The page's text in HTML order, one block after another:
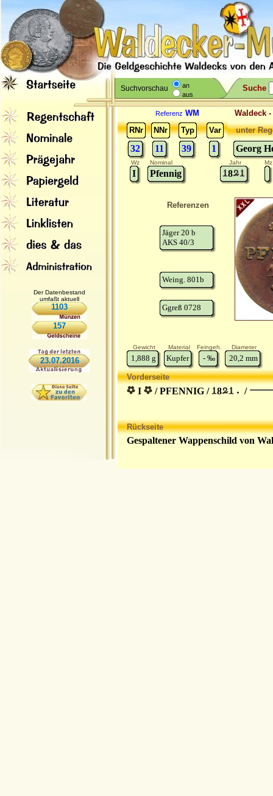
Suchvorschau
an
aus
Suche
Der Datenbestand
umfaßt aktuell
1103
157
23.07.2016
Referenz WM
RNr
NNr Typ Var
32 11 39 1
unter
Georg
Wz Nominal Jahr Mz
I Pfennig 8
Referenzen
Jäger 20 b
AKS 40/3
Weing. 801b
Ggreß 0728
Gewicht Material Feingeh. Diameter
1,888 g Kupfer - ‰ 20,2 mm
Vorderseite
I / PFENNIG / 8 /
Rückseite
Gespaltener Wappenschild von